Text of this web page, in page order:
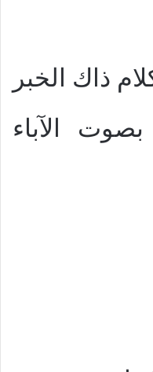
ذاك الخبر
الآباء